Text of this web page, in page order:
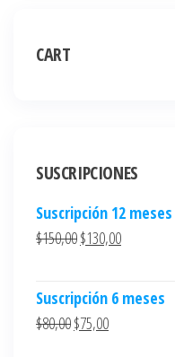
CART
SUSCRIPCIONES
Suscripción 12 meses
$150,00$130,00
Suscripción 6 meses
$80,00$75,00